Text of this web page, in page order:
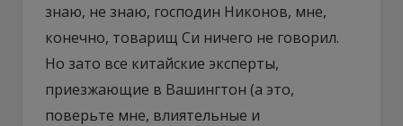
знаю, не знаю, господин Никонов, мне,
конечно, товарищ Си ничего не говорил.
Но зато все китайские эксперты,
приезжающие в Вашингтон (а это,
поверьте мне, влиятельные и